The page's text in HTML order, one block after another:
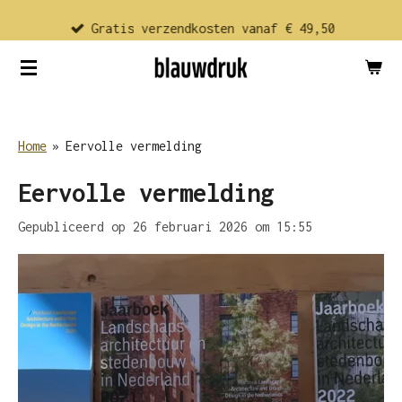
direct
naar
Gratis verzendkosten vanaf € 49,50
Home » Eervolle vermelding
Eervolle vermelding
Gepubliceerd op 26 februari 2026 om 15:55